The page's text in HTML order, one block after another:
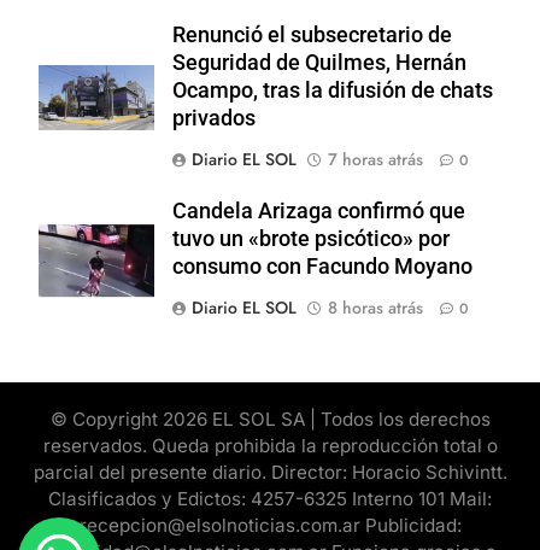
Renunció el subsecretario de
Seguridad de Quilmes, Hernán
Ocampo, tras la difusión de chats
privados
Diario EL SOL
7 horas atrás 0
Candela Arizaga confirmó que
tuvo un «brote psicótico» por
consumo con Facundo Moyano
Diario EL SOL
8 horas atrás 0
© Copyright 2026 EL SOL SA | Todos los derechos
reservados. Queda prohibida la reproducción total o
parcial del presente diario. Director: Horacio Schivintt.
Clasificados y Edictos: 4257-6325 Interno 101 Mail:
recepcion@elsolnoticias.com.ar Publicidad: